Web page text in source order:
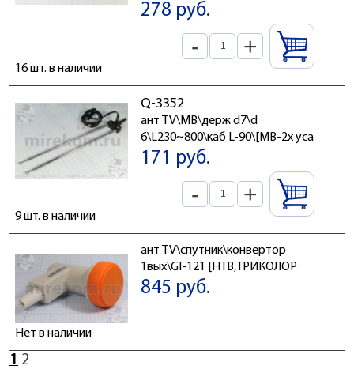
278 руб.
- +
16 шт. в наличии
Q-3352
ант TV\МВ\держ d7\d
6\L230~800\каб L-90\[МВ-2x уса
171 руб.
- +
9 шт. в наличии
ант TV\спутник\конвертор
1вых\GI-121 [НТВ,ТРИКОЛОР
845 руб.
Нет в наличии
1 2